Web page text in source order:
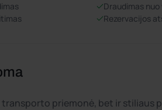
Draudimas
Rezervacijos
transporto priemonė, bet ir stiliaus